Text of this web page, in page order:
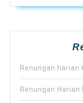
Renungan harian
Renungan